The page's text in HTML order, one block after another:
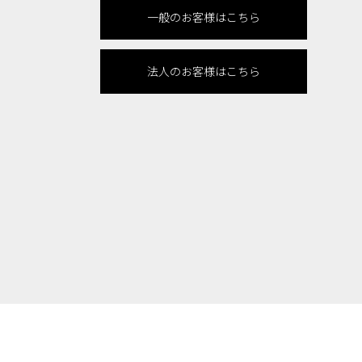
一般のお客様はこちら
法人のお客様はこちら